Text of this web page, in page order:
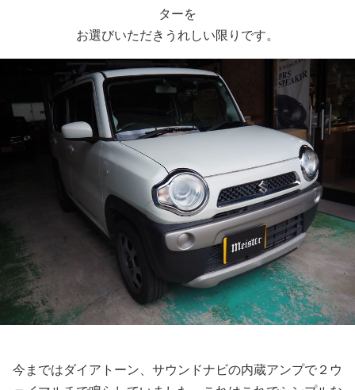
ターを
お選びいただきうれしい限りです。
今まではダイアトーン、サウンドナビの内蔵アンプで２ウ